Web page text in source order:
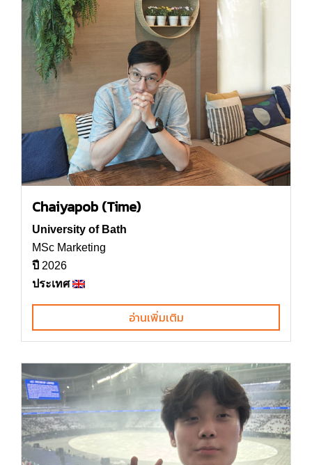
Chaiyapob (Time)
University of Bath
MSc Marketing
ปี 2026
ประเทศ
อ่านเพิ่มเติม